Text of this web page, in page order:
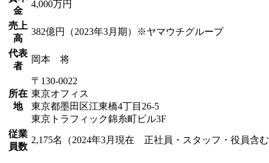
金
4,000万円
売上
高
382億円（2023年3月期）※ヤマウチグループ
代表
者
岡本 将
所在
地
〒130-0022
東京オフィス
東京都墨田区江東橋4丁目26-5
東京トラフィック錦糸町ビル3F
従業
員数
2,175名（2024年3月現在 正社員・スタッフ・役員含